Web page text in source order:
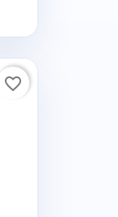
favorite_border